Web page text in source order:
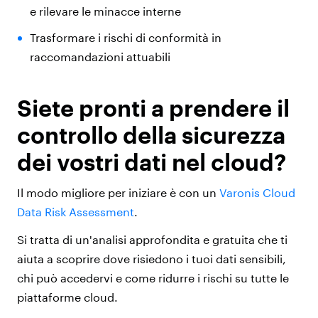
e rilevare le minacce interne
Trasformare i rischi di conformità in
raccomandazioni attuabili
Siete pronti a prendere il
controllo della sicurezza
dei vostri dati nel cloud?
Il modo migliore per iniziare è con un Varonis Cloud
Data Risk Assessment.
Si tratta di un'analisi approfondita e gratuita che ti
aiuta a scoprire dove risiedono i tuoi dati sensibili,
chi può accedervi e come ridurre i rischi su tutte le
piattaforme cloud.